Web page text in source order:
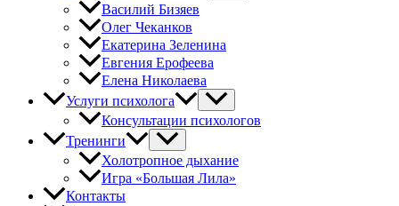
Василий Бизяев
Олег Чеканков
Екатерина Зеленина
Евгения Ерофеева
Елена Николаева
Услуги психолога
Консультации психологов
Тренинги
Холотропное дыхание
Игра «Большая Лила»
Контакты